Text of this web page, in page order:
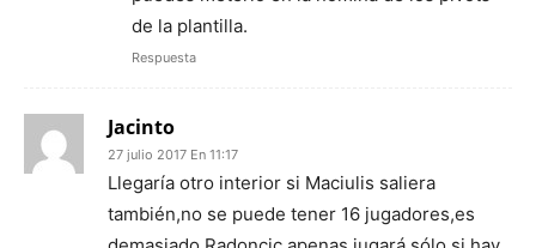
de la plantilla.
Respuesta
Jacinto
27 julio 2017 En 11:17
Llegaría otro interior si Maciulis saliera
también,no se puede tener 16 jugadores,es